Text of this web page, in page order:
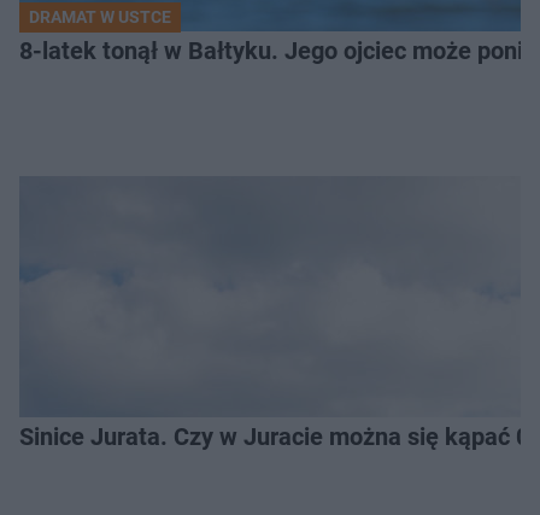
DRAMAT W USTCE
8-latek tonął w Bałtyku. Jego ojciec może
Sinice Jurata. Czy w Juracie można się kąpać